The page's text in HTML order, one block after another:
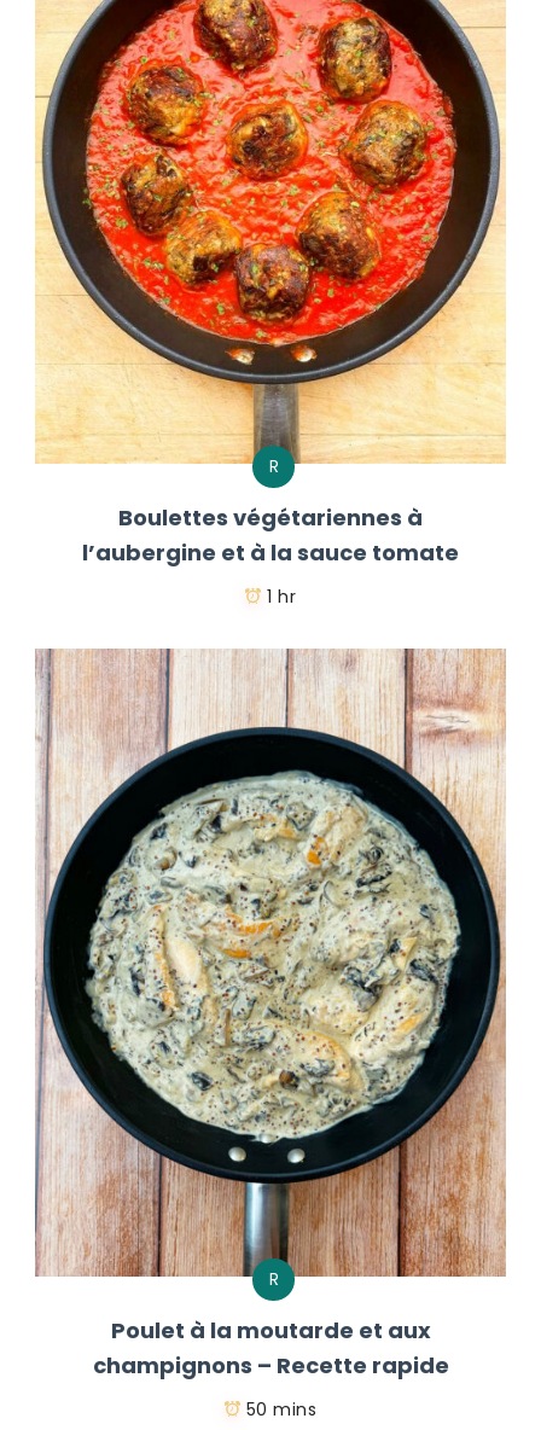
R
Boulettes végétariennes à
l’aubergine et à la sauce tomate
1 hr
R
Poulet à la moutarde et aux
champignons – Recette rapide
50 mins